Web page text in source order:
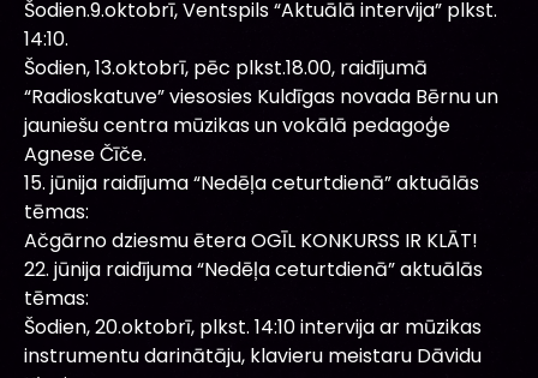
Šodien.9.oktobrī, Ventspils “Aktuālā intervija” plkst.
14:10.
Šodien, 13.oktobrī, pēc plkst.18.00, raidījumā
“Radioskatuve” viesosies Kuldīgas novada Bērnu un
jauniešu centra mūzikas un vokālā pedagoģe
Agnese Čīče.
15. jūnija raidījuma “Nedēļa ceturtdienā” aktuālās
tēmas:
Ačgārno dziesmu ētera OGĪL KONKURSS IR KLĀT!
22. jūnija raidījuma “Nedēļa ceturtdienā” aktuālās
tēmas:
Šodien, 20.oktobrī, plkst. 14:10 intervija ar mūzikas
instrumentu darinātāju, klavieru meistaru Dāvidu